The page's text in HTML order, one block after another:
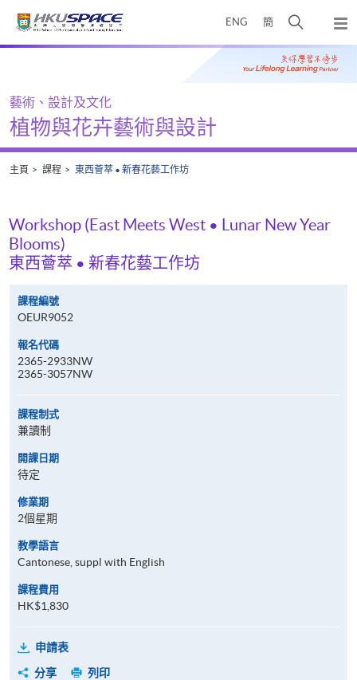
ENG 簡
開
搜
尋
彈
出
主
Main
藝術、設計及文化
植物與花卉藝術與設計
主頁 課程 東西薈萃 • 新春花藝工作坊
Workshop (East Meets West • Lunar New Year
Blooms)
東西薈萃 • 新春花藝工作坊
課程編號
OEUR9052
報名代碼
2365-2933NW
2365-3057NW
課程制式
兼讀制
開課日期
待定
修業期
2個星期
教學語言
Cantonese, suppl with English
課程費用
HK$1,830
申請表
分享
列印